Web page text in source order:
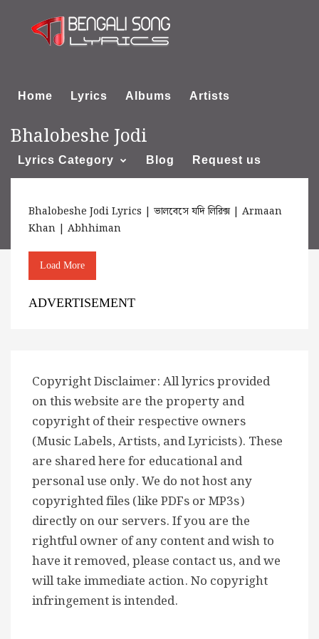
Home Lyrics Albums Artists
Lyrics Category Blog Request us
About us
Bhalobeshe Jodi
Bhalobeshe Jodi Lyrics | ভালবেসে যদি লিরিক্স | Armaan
Khan | Abhhiman
Load More
ADVERTISEMENT
Copyright Disclaimer: All lyrics provided
on this website are the property and
copyright of their respective owners
(Music Labels, Artists, and Lyricists). These
are shared here for educational and
personal use only. We do not host any
copyrighted files (like PDFs or MP3s)
directly on our servers. If you are the
rightful owner of any content and wish to
have it removed, please contact us, and we
will take immediate action. No copyright
infringement is intended.